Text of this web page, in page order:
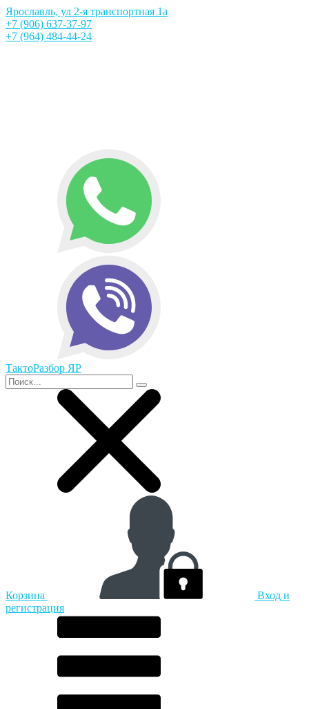
Ярославль, ул 2-я транспортная 1а
+7 (906) 637-37-97
+7 (964) 484-44-24
ТактоРазбор ЯР
Корзина
Вход и
регистрация